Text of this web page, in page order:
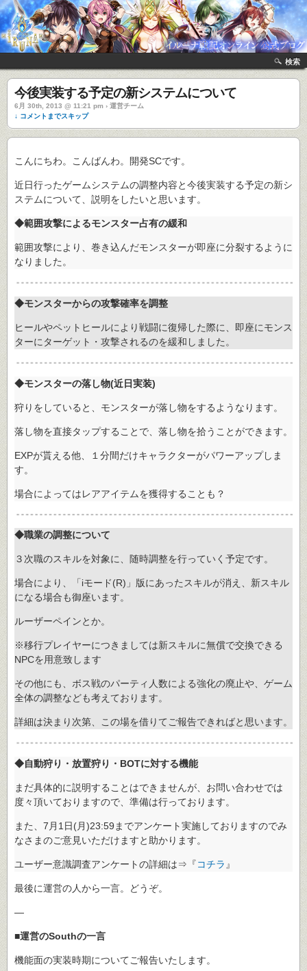
検索
今後実装する予定の新システムについて
6月 30th, 2013 @ 11:21 pm › 運営チーム
↓ コメントまでスキップ
こんにちわ。こんばんわ。開発SCです。
近日行ったゲームシステムの調整内容と今後実装する予定の新シ
ステムについて、説明をしたいと思います。
◆範囲攻撃によるモンスター占有の緩和
範囲攻撃により、巻き込んだモンスターが即座に分裂するように
なりました。
◆モンスターからの攻撃確率を調整
ヒールやペットヒールにより戦闘に復帰した際に、即座にモンス
ターにターゲット・攻撃されるのを緩和しました。
◆モンスターの落し物(近日実装)
狩りをしていると、モンスターが落し物をするようなります。
落し物を直接タップすることで、落し物を拾うことができます。
EXPが貰える他、１分間だけキャラクターがパワーアップしま
す。
場合によってはレアアイテムを獲得することも？
◆職業の調整について
３次職のスキルを対象に、随時調整を行っていく予定です。
場合により、「iモード(R)」版にあったスキルが消え、新スキル
になる場合も御座います。
ルーザーペインとか。
※移行プレイヤーにつきましては新スキルに無償で交換できる
NPCを用意致します
その他にも、ボス戦のパーティ人数による強化の廃止や、ゲーム
全体の調整なども考えております。
詳細は決まり次第、この場を借りてご報告できればと思います。
◆自動狩り・放置狩り・BOTに対する機能
まだ具体的に説明することはできませんが、お問い合わせでは
度々頂いておりますので、準備は行っております。
また、7月1日(月)23:59までアンケート実施しておりますのでみ
なさまのご意見いただけますと助かります。
ユーザー意識調査アンケートの詳細は⇒『コチラ 』
最後に運営の人から一言。どうぞ。
—
■運営のSouthの一言
機能面の実装時期についてご報告いたします。